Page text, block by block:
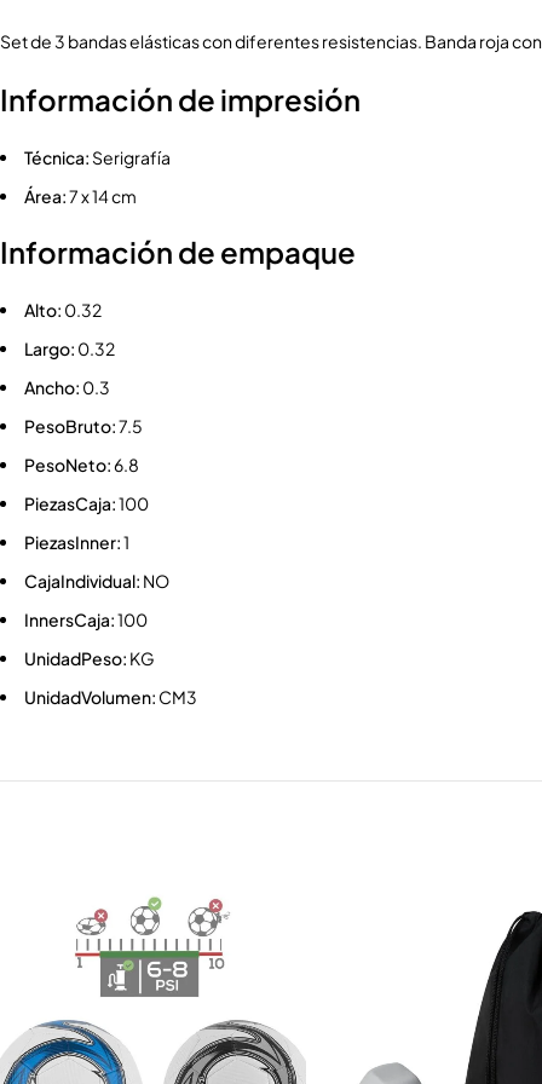
Set de 3 bandas elásticas con diferentes resistencias. Banda roja
Información de impresión
Técnica: Serigrafía
Área:7 x 14 cm
Información de empaque
Alto: 0.32
Largo: 0.32
Ancho: 0.3
PesoBruto:7.5
PesoNeto:6.8
PiezasCaja:100
PiezasInner:1
CajaIndividual: NO
InnersCaja:100
UnidadPeso: KG
UnidadVolumen: CM3